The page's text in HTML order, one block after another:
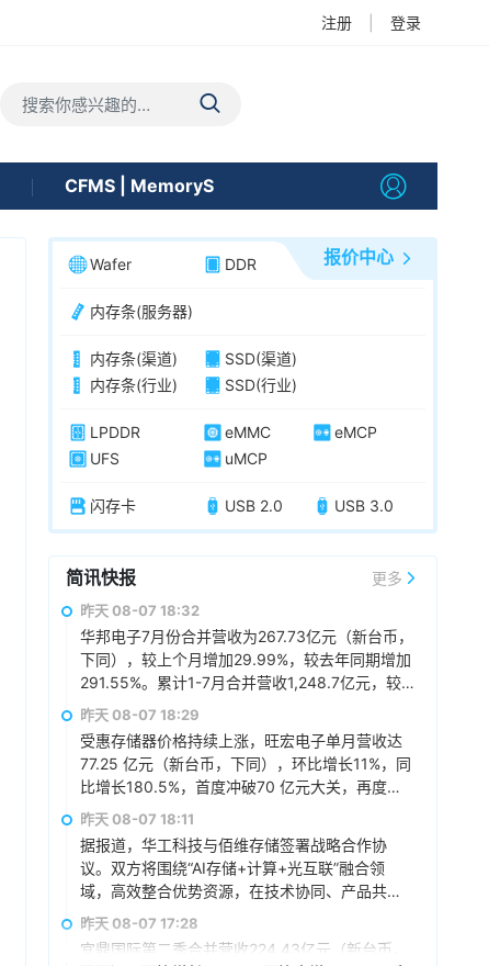
注册 登录
CFMS | MemoryS
报价中心
Wafer DDR
内存条(服务器)
内存条(渠道)
SSD(渠道)
内存条(行业)
SSD(行业)
LPDDR eMMC
eMCP
UFS
uMCP
闪存卡 USB 2.0 USB 3.0
简讯快报 更多
昨天 08-07 18:32
华邦电子7月份合并营收为267.73亿元（新台币，
下同），较上个月增加29.99%，较去年同期增加
291.55%。累计1-7月合并营收1,248.7亿元，较
去年同期增加160.97%。
昨天 08-07 18:29
受惠存储器价格持续上涨，旺宏电子单月营收达
77.25 亿元（新台币，下同），环比增长11%，同
比增长180.5%，首度冲破70 亿元大关，再度改
写单月新高，累计前7月营收373.18 亿元，同比
增长137.8%。
昨天 08-07 18:11
据报道，华工科技与佰维存储签署战略合作协
议。双方将围绕“AI存储+计算+光互联”融合领
域，高效整合优势资源，在技术协同、产品共
创、市场共拓、生态建设方面开展深入合作，持
续推动相关领域产品智能化产线升级，构建覆盖
昨天 08-07 17:28
宜鼎国际第二季合并营收224.43亿元（新台币，